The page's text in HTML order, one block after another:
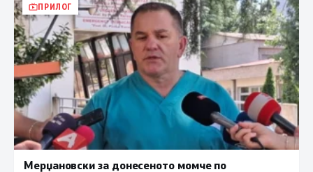
ПРИЛОГ
Мерџановски за донесеното момче по